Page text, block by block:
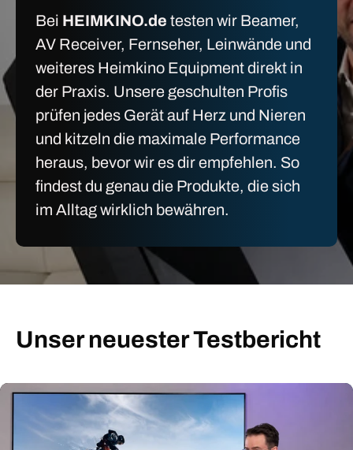
Bei HEIMKINO.de testen wir Beamer,
AV Receiver, Fernseher, Leinwände und
weiteres Heimkino Equipment direkt in
der Praxis. Unsere geschulten Profis
prüfen jedes Gerät auf Herz und Nieren
und kitzeln die maximale Performance
heraus, bevor wir es dir empfehlen. So
findest du genau die Produkte, die sich
im Alltag wirklich bewähren.
Unser neuester Testbericht